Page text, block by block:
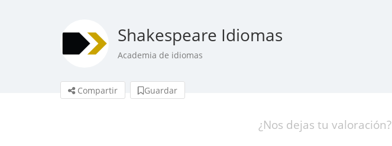
Shakespeare Idiomas
Academia de idiomas
Compartir Guardar
¿Nos dejas tu valoración?